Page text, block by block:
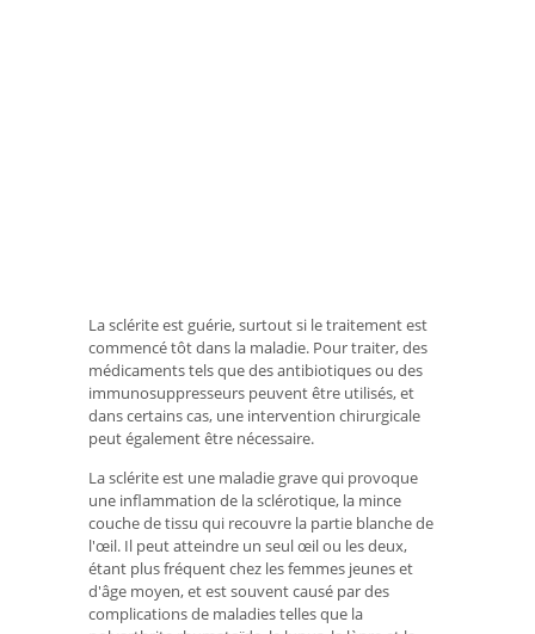
La sclérite est guérie, surtout si le traitement est
commencé tôt dans la maladie. Pour traiter, des
médicaments tels que des antibiotiques ou des
immunosuppresseurs peuvent être utilisés, et
dans certains cas, une intervention chirurgicale
peut également être nécessaire.
La sclérite est une maladie grave qui provoque
une inflammation de la sclérotique, la mince
couche de tissu qui recouvre la partie blanche de
l'œil. Il peut atteindre un seul œil ou les deux,
étant plus fréquent chez les femmes jeunes et
d'âge moyen, et est souvent causé par des
complications de maladies telles que la